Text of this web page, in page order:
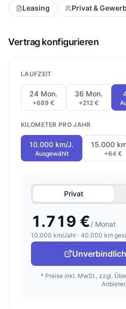
Leasing Privat &
Vertrag konfigurieren
LAUFZEIT
24 Mon.
+689 €
36 Mon.
+212 €
KILOMETER PRO JAHR
10.000 km/J.
Ausgewählt
15.000
+64 €
Privat
1.719 €/ Monat
10.000 km/Jahr · 40.000 km
* Preise inkl. MwSt., zzgl.
Anbieter.